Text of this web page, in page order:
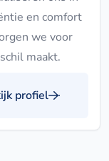
en comfort
we voor
maakt.
profiel